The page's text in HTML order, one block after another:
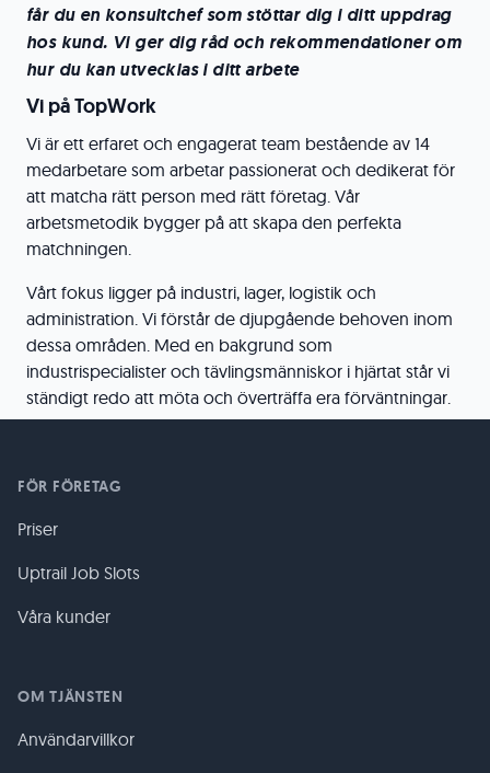
får du en konsultchef som stöttar dig i ditt uppdrag
hos kund. Vi ger dig råd och rekommendationer om
hur du kan utvecklas i ditt arbete
Vi på TopWork
Vi är ett erfaret och engagerat team bestående av 14
medarbetare som arbetar passionerat och dedikerat för
att matcha rätt person med rätt företag. Vår
arbetsmetodik bygger på att skapa den perfekta
matchningen.
Vårt fokus ligger på industri, lager, logistik och
administration. Vi förstår de djupgående behoven inom
dessa områden. Med en bakgrund som
industrispecialister och tävlingsmänniskor i hjärtat står vi
ständigt redo att möta och överträffa era förväntningar.
FÖR FÖRETAG
Priser
Uptrail Job Slots
Våra kunder
OM TJÄNSTEN
Användarvillkor